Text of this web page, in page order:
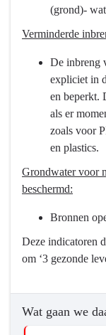
(grond)-
Verminderde
De inbreng
expliciet in
en beperkt.
als er
zoals voor
en plastics.
Grondwater voor
beschermd:
Bronnen
Deze indicatoren
om ‘3 gezonde
Wat gaan we